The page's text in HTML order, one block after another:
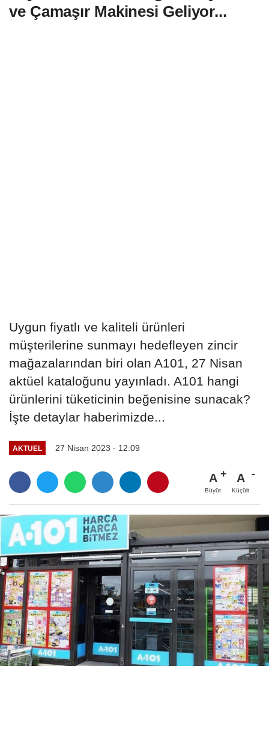
ve Çamaşır Makinesi Geliyor...
Uygun fiyatlı ve kaliteli ürünleri
müşterilerine sunmayı hedefleyen zincir
mağazalarından biri olan A101, 27 Nisan
aktüel kataloğunu yayınladı. A101 hangi
ürünlerini tüketicinin beğenisine sunacak?
İşte detaylar haberimizde...
AKTUEL 27 Nisan 2023 - 12:09
A
Büyüt
A
Küçült